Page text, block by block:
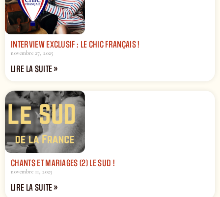
INTERVIEW EXCLUSIF : LE CHIC FRANÇAIS !
novembre 27, 2025
LIRE LA SUITE »
CHANTS ET MARIAGES (2) LE SUD !
novembre 11, 2025
LIRE LA SUITE »